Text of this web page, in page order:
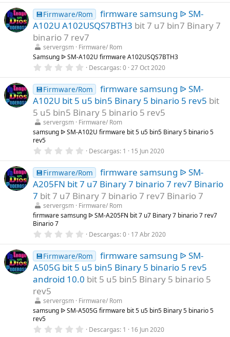
0
0
e
s
t
r
e
l
a
(
s
)
💾Firmware/Rom
firmware samsung ᐉ SM-
A102U A102USQS7BTH3 bit 7 u7 bin7 Binary 7
binario 7 rev7
servergsm Firmware/ Rom
Samsung ᐉ SM-A102U firmware A102USQS7BTH3
0
0
0
e
s
t
r
e
l
s
)
Descargas 0 27 Oct 2020
💾Firmware/Rom
firmware samsung ᐉ SM-
A102U bit 5 u5 bin5 Binary 5 binario 5 rev5 bit
5 u5 bin5 Binary 5 binario 5 rev5
servergsm Firmware/ Rom
samsung ᐉ SM-A102U firmware bit 5 u5 bin5 Binary 5 binario 5
rev5
0
0
0
e
s
t
r
e
l
l
s
)
Descargas 1 15 Jun 2020
💾Firmware/Rom
firmware samsung ᐉ SM-
A205FN bit 7 u7 Binary 7 binario 7 rev7 Binario
7 bit 7 u7 Binary 7 binario 7 rev7 Binario 7
servergsm Firmware/ Rom
firmware samsung ᐉ SM-A205FN bit 7 u7 Binary 7 binario 7 rev7
Binario 7
0
0
0
e
s
t
r
l
l
a
s
Descargas 0 17 Abr 2020
💾Firmware/Rom
firmware samsung ᐉ SM-
A505G bit 5 u5 bin5 Binary 5 binario 5 rev5
android 10.0 bit 5 u5 bin5 Binary 5 binario 5
rev5
servergsm Firmware/ Rom
samsung ᐉ SM-A505G firmware bit 5 u5 bin5 Binary 5 binario 5
rev5
0 Descargas 1 16 Jun 2020